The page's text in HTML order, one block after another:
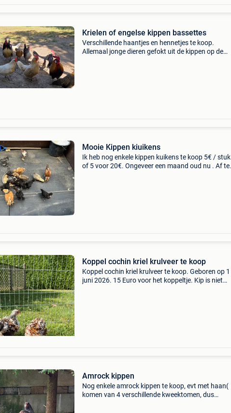
Krielen of engelse kippen bassettes
Verschillende haantjes en hennetjes te koop.
Allemaal jonge dieren gefokt uit de kippen op de
Mooie Kippen kiuikens
Ik heb nog enkele kippen kuikens te koop 5€ / stuk
of 5 voor 20€. Ongeveer een maand oud nu . Af te
Koppel cochin kriel krulveer te koop
Koppel cochin kriel krulveer te koop. Geboren op 1
juni 2026. 15 Euro voor het koppeltje. Kip is niet
Amrock kippen
Nog enkele amrock kippen te koop, evt met haan(
komen van 4 verschillende kweektomen, dus